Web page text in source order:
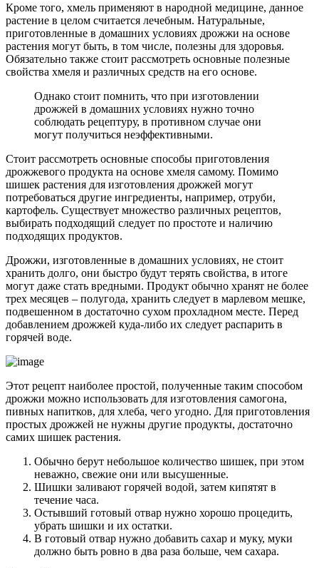
Кроме того, хмель применяют в народной медицине, данное
растение в целом считается лечебным. Натуральные,
приготовленные в домашних условиях дрожжи на основе
растения могут быть, в том числе, полезны для здоровья.
Обязательно также стоит рассмотреть основные полезные
свойства хмеля и различных средств на его основе.
Однако стоит помнить, что при изготовлении
дрожжей в домашних условиях нужно точно
соблюдать рецептуру, в противном случае они
могут получиться неэффективными.
Стоит рассмотреть основные способы приготовления
дрожжевого продукта на основе хмеля самому. Помимо
шишек растения для изготовления дрожжей могут
потребоваться другие ингредиенты, например, отруби,
картофель. Существует множество различных рецептов,
выбирать подходящий следует по простоте и наличию
подходящих продуктов.
Дрожжи, изготовленные в домашних условиях, не стоит
хранить долго, они быстро будут терять свойства, в итоге
могут даже стать вредными. Продукт обычно хранят не более
трех месяцев – полугода, хранить следует в марлевом мешке,
подвешенном в достаточно сухом прохладном месте. Перед
добавлением дрожжей куда-либо их следует распарить в
горячей воде.
Этот рецепт наиболее простой, полученные таким способом
дрожжи можно использовать для изготовления самогона,
пивных напитков, для хлеба, чего угодно. Для приготовления
простых дрожжей не нужны другие продукты, достаточно
самих шишек растения.
Обычно берут небольшое количество шишек, при этом
неважно, свежие они или высушенные.
Шишки заливают горячей водой, затем кипятят в
течение часа.
Остывший готовый отвар нужно хорошо процедить,
убрать шишки и их остатки.
В готовый отвар нужно добавить сахар и муку, муки
должно быть ровно в два раза больше, чем сахара.